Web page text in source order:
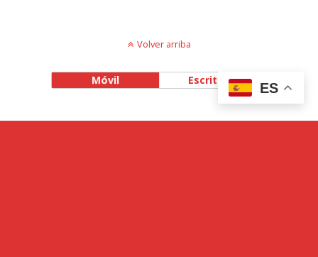
Volver arriba
Móvil Escritorio
ES